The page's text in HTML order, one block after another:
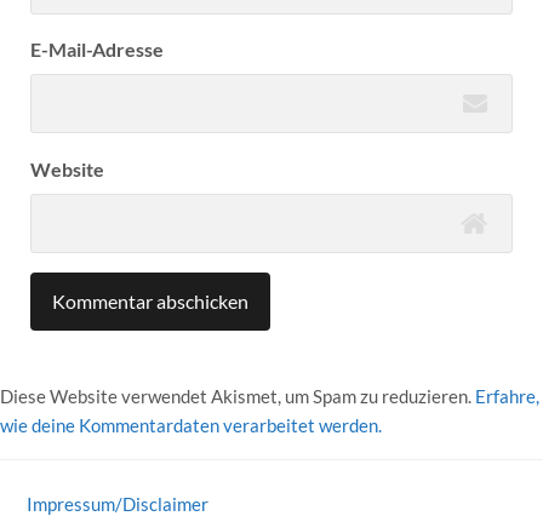
E-Mail-Adresse
Website
Diese Website verwendet Akismet, um Spam zu reduzieren. Erfahre,
wie deine Kommentardaten verarbeitet werden.
Impressum/Disclaimer